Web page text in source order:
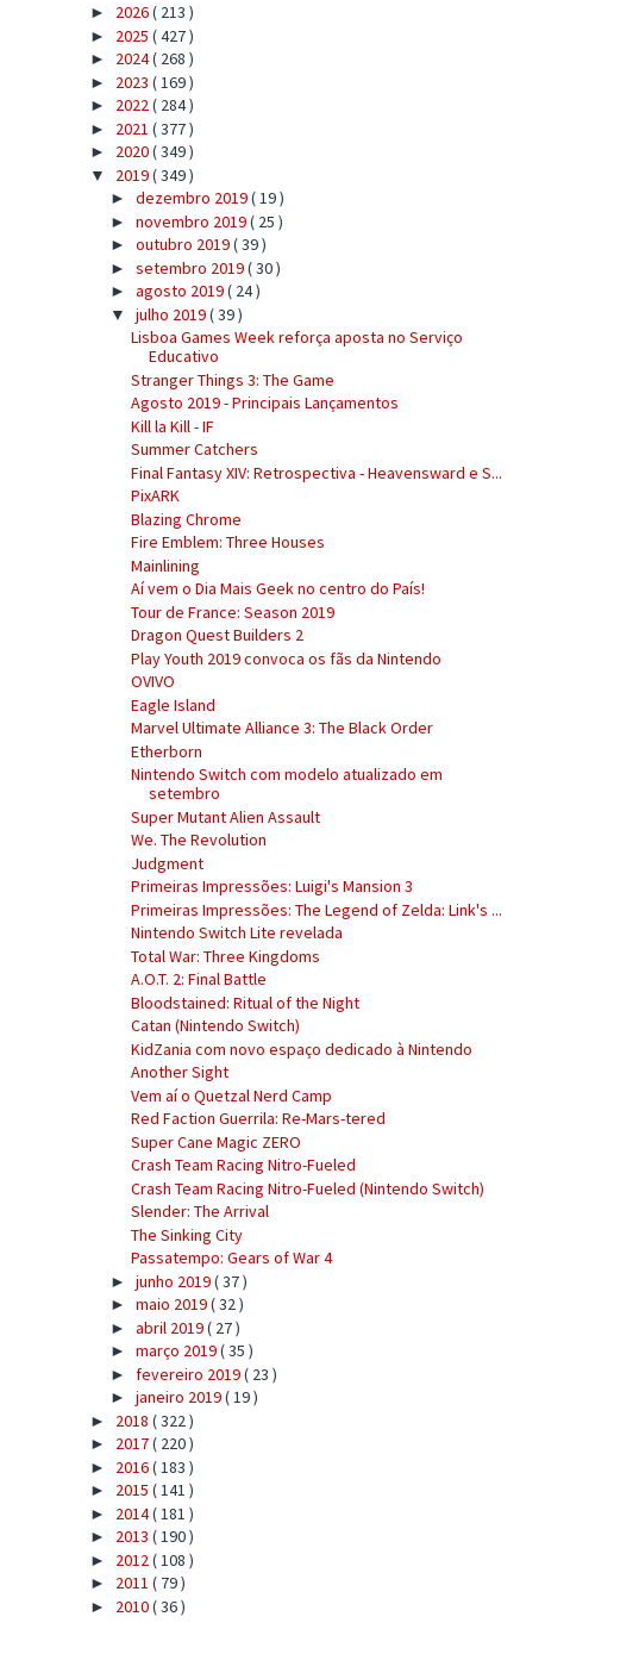
► 2026( 213 )
► 2025 ( 427 )
► 2024( 268 )
► 2023 ( 169 )
► 2022( 284 )
► 2021 ( 377 )
► 2020( 349 )
▼ 2019( 349 )
► dezembro 2019( 19 )
► novembro 2019( 25 )
► outubro 2019( 39 )
► setembro 2019( 30 )
► agosto 2019( 24 )
▼ julho 2019( 39 )
Lisboa Games Week reforça aposta no Serviço
Educativo
Stranger Things 3: The Game
Agosto 2019 - Principais Lançamentos
Kill la Kill - IF
Summer Catchers
Final Fantasy XIV: Retrospectiva - Heavensward e S...
PixARK
Blazing Chrome
Fire Emblem: Three Houses
Mainlining
Aí vem o Dia Mais Geek no centro do País!
Tour de France: Season 2019
Dragon Quest Builders 2
Play Youth 2019 convoca os fãs da Nintendo
OVIVO
Eagle Island
Marvel Ultimate Alliance 3: The Black Order
Etherborn
Nintendo Switch com modelo atualizado em
setembro
Super Mutant Alien Assault
We. The Revolution
Judgment
Primeiras Impressões: Luigi's Mansion 3
Primeiras Impressões: The Legend of Zelda: Link's ...
Nintendo Switch Lite revelada
Total War: Three Kingdoms
A.O.T. 2: Final Battle
Bloodstained: Ritual of the Night
Catan (Nintendo Switch)
KidZania com novo espaço dedicado à Nintendo
Another Sight
Vem aí o Quetzal Nerd Camp
Red Faction Guerrila: Re-Mars-tered
Super Cane Magic ZERO
Crash Team Racing Nitro-Fueled
Crash Team Racing Nitro-Fueled (Nintendo Switch)
Slender: The Arrival
The Sinking City
Passatempo: Gears of War 4
► junho 2019( 37 )
► maio 2019( 32 )
► abril 2019( 27 )
► março 2019( 35 )
► fevereiro 2019( 23 )
► janeiro 2019( 19 )
► 2018 ( 322 )
► 2017( 220 )
► 2016( 183 )
► 2015 ( 141 )
► 2014( 181 )
► 2013 ( 190 )
► 2012 ( 108 )
► 2011 ( 79 )
► 2010( 36 )